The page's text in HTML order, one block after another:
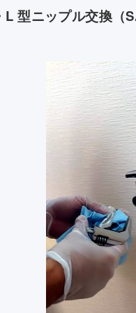
型ニップル交換（